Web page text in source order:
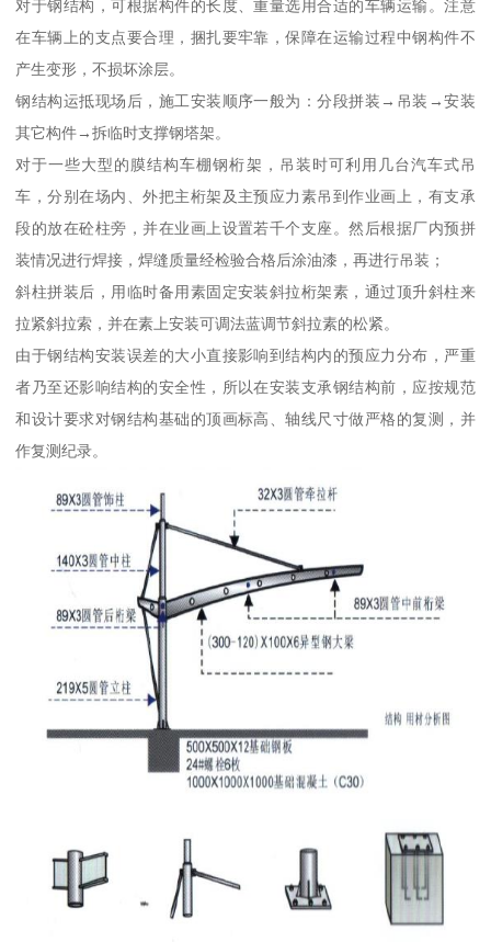
对于钢结构，可根据构件的长度、重量选用合适的车辆运输。注意
在车辆上的支点要合理，捆扎要牢靠，保障在运输过程中钢构件不
产生变形，不损坏涂层。
钢结构运抵现场后，施工安装顺序一般为：分段拼装→吊装→安装
其它构件→拆临时支撑钢塔架。
对于一些大型的膜结构车棚钢桁架，吊装时可利用几台汽车式吊
车，分别在场内、外把主桁架及主预应力素吊到作业画上，有支承
段的放在砼柱旁，并在业画上设置若千个支座。然后根据厂内预拼
装情况进行焊接，焊缝质量经检验合格后涂油漆，再进行吊装；
斜柱拼装后，用临时备用素固定安装斜拉桁架素，通过顶升斜柱来
拉紧斜拉索，并在素上安装可调法蓝调节斜拉素的松紧。
由于钢结构安装误差的大小直接影响到结构内的预应力分布，严重
者乃至还影响结构的安全性，所以在安装支承钢结构前，应按规范
和设计要求对钢结构基础的顶画标高、轴线尺寸做严格的复测，并
作复测纪录。